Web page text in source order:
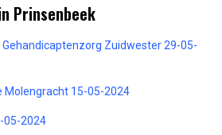
Prinsenbeek
Zuidwester 29-05-
Molengracht 15-05-2024
05-2024